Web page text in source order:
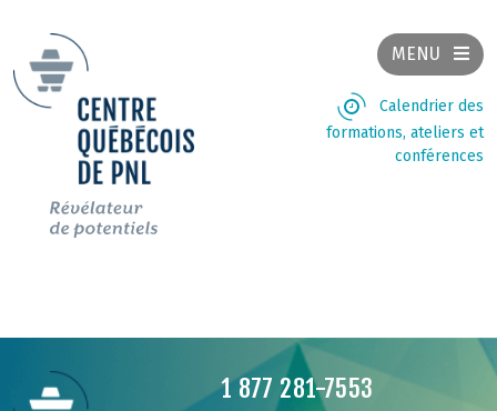
MENU
Calendrier des
formations, ateliers et
conférences
1 877 281-7553